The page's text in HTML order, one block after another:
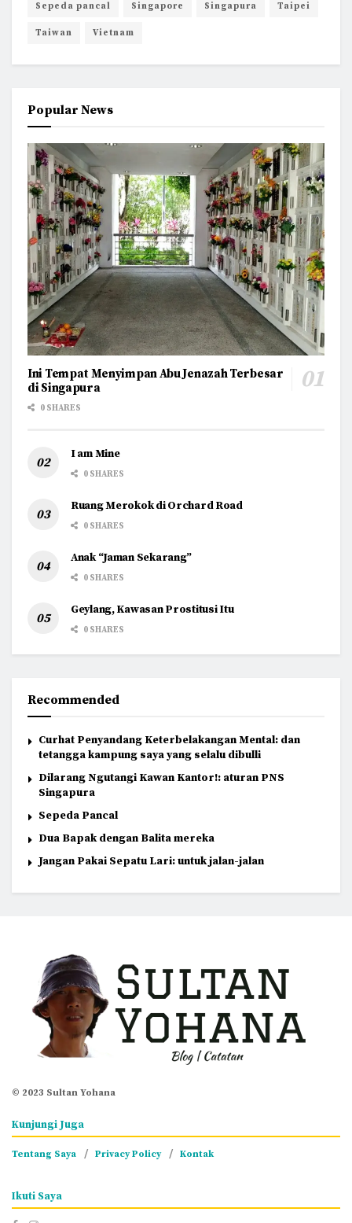
Sepeda pancal Singapore Singapura Taipei
Taiwan Vietnam
Popular News
Ini Tempat Menyimpan Abu Jenazah Terbesar
di Singapura
0 SHARES
I am Mine
0 SHARES
Ruang Merokok di Orchard Road
0 SHARES
Anak “Jaman Sekarang”
0 SHARES
Geylang, Kawasan Prostitusi Itu
0 SHARES
Recommended
Curhat Penyandang Keterbelakangan Mental: dan
tetangga kampung saya yang selalu dibulli
Dilarang Ngutangi Kawan Kantor!: aturan PNS
Singapura
Sepeda Pancal
Dua Bapak dengan Balita mereka
Jangan Pakai Sepatu Lari: untuk jalan-jalan
© 2023 Sultan Yohana
Kunjungi Juga
Tentang Saya Privacy Policy Kontak
Ikuti Saya